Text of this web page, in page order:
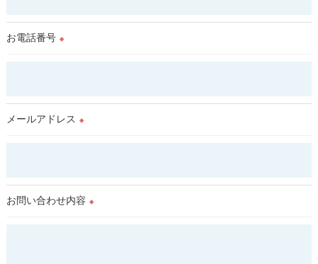
適切な監督を行います。
理対策を実施します。
＜個人情報を与えなかった場合に生じる結果＞
＜個人情報の開示･訂正・削除･利用停止の手続について＞
当社では、お客様の個人情報の開示･訂正･削除・利用停止の手
お電話番号 ※
メールアドレス ※
お問い合わせ内容 ※